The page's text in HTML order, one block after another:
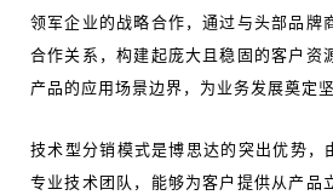
领军企业的战略合作，通过与头部品牌
合作关系，构建起庞大且稳固的客户资
产品的应用场景边界，为业务发展奠定坚
技术型分销模式是博思达的突出优势，
专业技术团队，能够为客户提供从产品